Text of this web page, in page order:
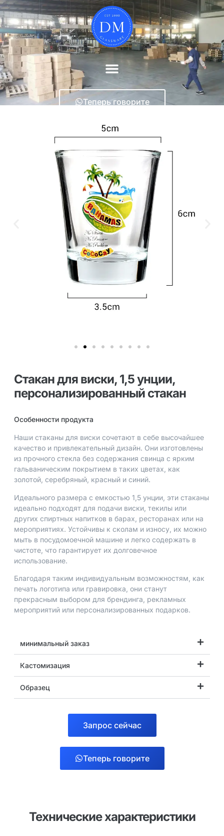
Теперь говорите
Стакан для виски, 1,5 унции,
персонализированный стакан
Особенности продукта
Наши стаканы для виски сочетают в себе высочайшее
качество и привлекательный дизайн. Они изготовлены
из прочного стекла без содержания свинца с ярким
гальваническим покрытием в таких цветах, как
золотой, серебряный, красный и синий.
Идеального размера с емкостью 1,5 унции, эти стаканы
идеально подходят для подачи виски, текилы или
других спиртных напитков в барах, ресторанах или на
мероприятиях. Устойчивы к сколам и износу, их можно
мыть в посудомоечной машине и легко содержать в
чистоте, что гарантирует их долговечное
использование.
Благодаря таким индивидуальным возможностям, как
печать логотипа или гравировка, они станут
прекрасным выбором для брендинга, рекламных
мероприятий или персонализированных подарков.
минимальный заказ
Кастомизация
Образец
Запрос сейчас
Теперь говорите
Технические характеристики